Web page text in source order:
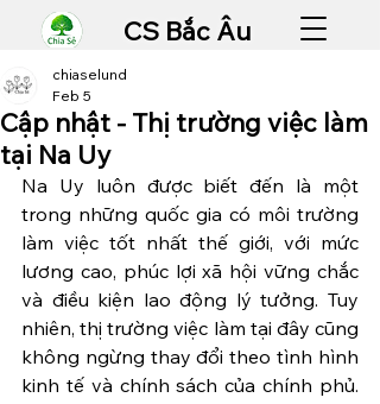
CS Bắc Âu
Cập nhật - Thị trường việc làm
tại Na Uy
chiaselund
Feb 5
Na Uy luôn được biết đến là một
trong những quốc gia có môi trường
làm việc tốt nhất thế giới, với mức
lương cao, phúc lợi xã hội vững chắc
và điều kiện lao động lý tưởng. Tuy
nhiên, thị trường việc làm tại đây cũng
không ngừng thay đổi theo tình hình
kinh tế và chính sách của chính phủ.